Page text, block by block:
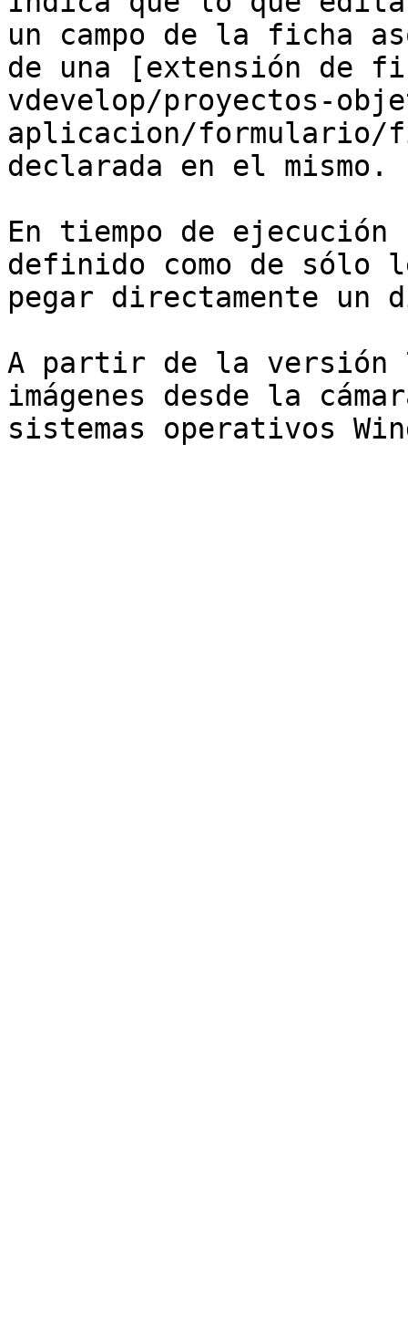
un campo de la ficha
de una [extensión de
vdevelop/proyectos-
aplicacion/formulario/
declarada en el mismo.
En tiempo de
definido como de sólo
pegar directamente
A partir de la versión
imágenes desde la